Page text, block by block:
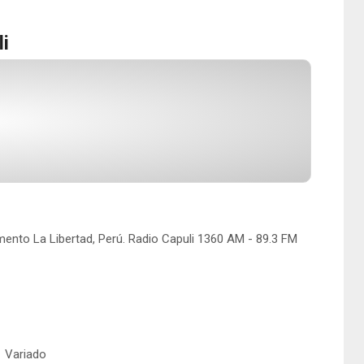
La Libertad, Perú. Radio Capuli 1360 AM - 89.3 FM
Variado